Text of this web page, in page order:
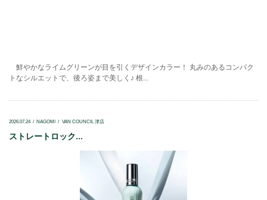
鮮やかなライムグリーンが目を引くデザインカラー！ 丸みのあるコンパク
トなシルエットで、後ろ姿まで美しく♪ 根...
2026.07.24 NAGOMI VAN COUNCIL 津店
ストレートロック...